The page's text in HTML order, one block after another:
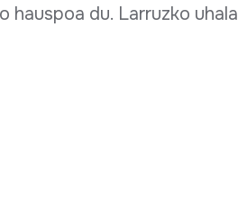
hauspoa du. Larruzko